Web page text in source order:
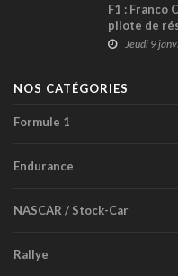
F1 : Franco
pilote de
Jeudi 9
NOS CATÉGORIES
Formule 1
Endurance
NASCAR / Stock-Car
Rallye